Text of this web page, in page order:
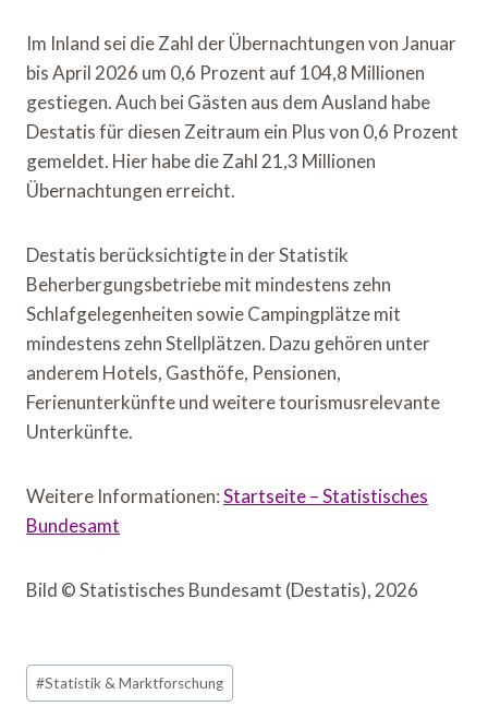
Im Inland sei die Zahl der Übernachtungen von Januar
bis April 2026 um 0,6 Prozent auf 104,8 Millionen
gestiegen. Auch bei Gästen aus dem Ausland habe
Destatis für diesen Zeitraum ein Plus von 0,6 Prozent
gemeldet. Hier habe die Zahl 21,3 Millionen
Übernachtungen erreicht.
Destatis berücksichtigte in der Statistik
Beherbergungsbetriebe mit mindestens zehn
Schlafgelegenheiten sowie Campingplätze mit
mindestens zehn Stellplätzen. Dazu gehören unter
anderem Hotels, Gasthöfe, Pensionen,
Ferienunterkünfte und weitere tourismusrelevante
Unterkünfte.
Weitere Informationen:Startseite – Statistisches
Bundesamt
Bild © Statistisches Bundesamt (Destatis), 2026
Schlagworte:
#Statistik & Marktforschung